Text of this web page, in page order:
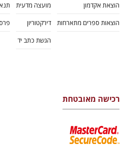
הוצאת אקדמון
הוצאות ספרים מתארחות
מועצה מדעית
דירקטוריון
הגשת כתב יד
רכישה מאובטחת